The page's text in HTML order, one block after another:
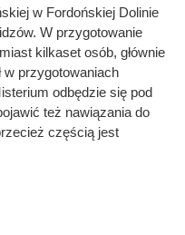
w Fordońskiej Dolinie
W przygotowanie
kilkaset osób, głównie
w przygotowaniach
odbędzie się pod
też nawiązania do
częścią jest